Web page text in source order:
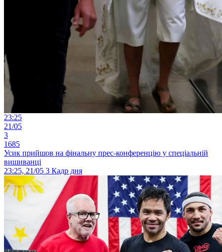
23:25
21/05
3
1685
Усик прийшов на фінальну прес-конференцію у спеціальній
вишиванці
23:25, 21/05 3 Кадр дня